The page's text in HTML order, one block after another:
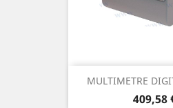
MULTIMETRE
Prix
409,58